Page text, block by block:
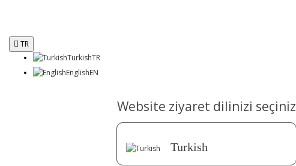
TR
TurkishTR
EnglishEN
Website ziyaret dilinizi seçiniz
Turkish